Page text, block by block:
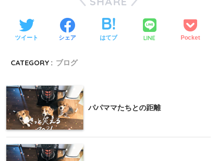
ツイート シェア はてブ LINE Pocket
CATEGORY : ブログ
パパママたちとの距離